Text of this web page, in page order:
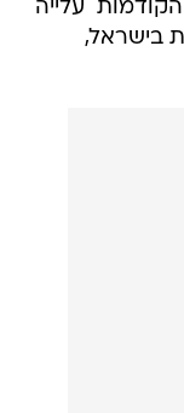
 עלייה
בישראל,